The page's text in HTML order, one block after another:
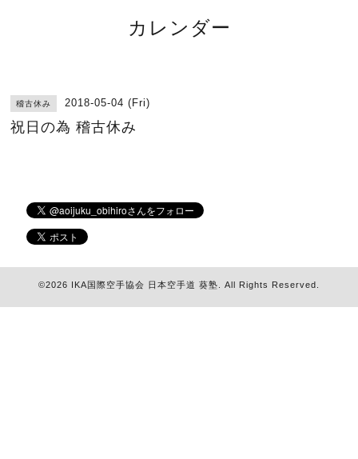
カレンダー
稽古休み 2018-05-04 (Fri)
祝日の為 稽古休み
©2026 IKA国際空手協会 日本空手道 葵塾 . All Rights Reserved.